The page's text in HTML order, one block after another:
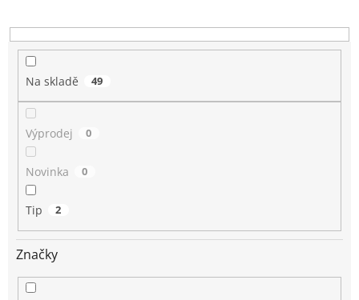
k
t
Na skladě 49
Výprodej 0
Novinka 0
Tip 2
Značky